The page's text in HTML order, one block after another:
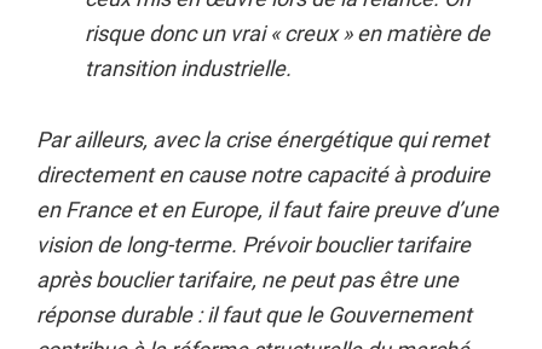
risque donc un vrai « creux » en matière de
transition industrielle.
Par ailleurs, avec la crise énergétique qui remet
directement en cause notre capacité à produire
en France et en Europe, il faut faire preuve d’une
vision de long-terme. Prévoir bouclier tarifaire
après bouclier tarifaire, ne peut pas être une
réponse durable : il faut que le Gouvernement